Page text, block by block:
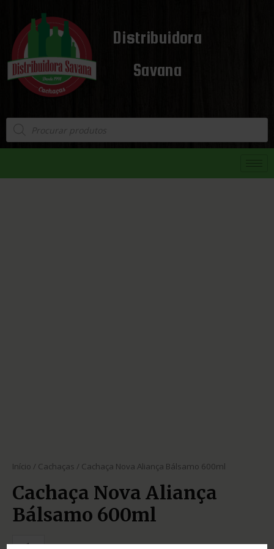
Distribuidora
Savana
Início / Cachaças / Cachaça Nova Aliança Bálsamo 600ml
Cachaça Nova Aliança
Bálsamo 600ml